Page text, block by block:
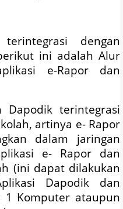
dengan
ini adalah Alur
e-Rapor dan
Dapodik terintegrasi
artinya e- Rapor
dalam jaringan
e- Rapor dan
(ini dapat dilakukan
Dapodik dan
1 Komputer ataupun